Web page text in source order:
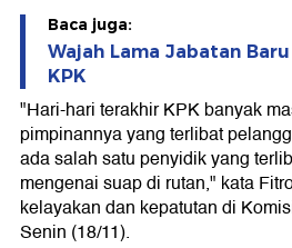
Baca juga:
Wajah Lama Jabatan
KPK
"Hari-hari terakhir KPK banyak
pimpinannya yang terlibat
ada salah satu penyidik yang
mengenai suap di rutan," kata
kelayakan dan kepatutan di
Senin (18/11).